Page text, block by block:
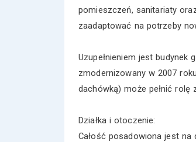
pomieszczeń, sanitariaty
zaadaptować na potrzeby
Uzupełnieniem jest budynek
zmodernizowany w 2007
dachówką) może pełnić rolę
Działka i otoczenie:
Całość posadowiona jest na